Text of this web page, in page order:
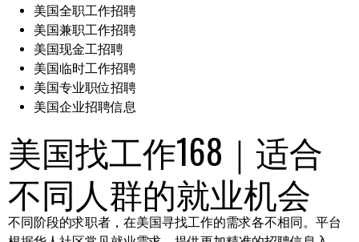
美国全职工作招聘
美国兼职工作招聘
美国现金工招聘
美国临时工作招聘
美国专业职位招聘
美国企业招聘信息
美国找工作168｜适合
不同人群的就业机会
不同阶段的求职者，在美国寻找工作的需求各不相同。平台